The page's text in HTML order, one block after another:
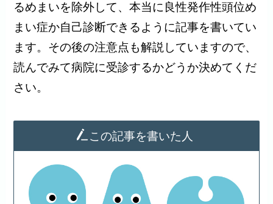
るめまいを除外して、本当に良性発作性頭位め
まい症か自己診断できるように記事を書いてい
ます。その後の注意点も解説していますので、
読んでみて病院に受診するかどうか決めてくだ
さい。
この記事を書いた人